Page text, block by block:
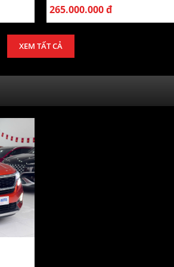
265.000.000 đ
XEM TẤT CẢ